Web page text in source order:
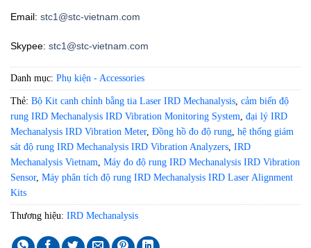
Email: stc1@stc-vietnam.com
Skypee: stc1@stc-vietnam.com
Danh mục: Phụ kiện - Accessories
Thẻ: Bộ Kit canh chỉnh bằng tia Laser IRD Mechanalysis cảm biến độ
rung IRD Mechanalysis IRD Vibration Monitoring System đại lý IRD
Mechanalysis IRD Vibration Meter, Đồng hồ đo độ rung hệ thống giám
sát độ rung IRD Mechanalysis IRD Vibration Analyzers IRD
Mechanalysis Vietnam Máy đo độ rung IRD Mechanalysis IRD Vibration
Sensor, Máy phân tích độ rung IRD Mechanalysis IRD Laser Alignment
Kits
Thương hiệu: IRD Mechanalysis